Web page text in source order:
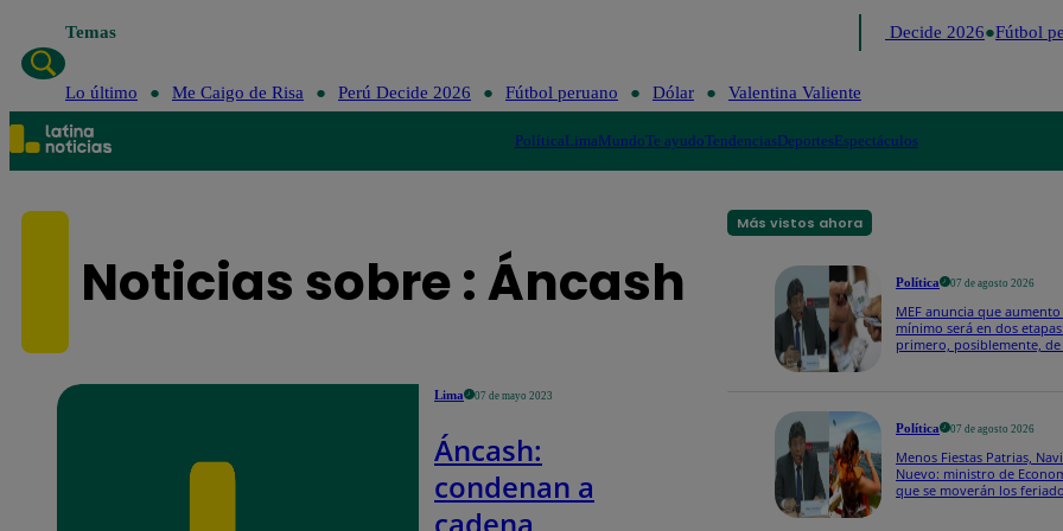
Temas Perú Decide 2026 Fútbol
Lo último Me Caigo de Risa Perú Decide 2026 Fútbol peruano Dólar Valentina Valiente
PolíticaLimaMundoTe ayudoTendenciasDeportesEspectáculos
Noticias sobre : Áncash
Lima 07 de mayo 2023
Áncash:
condenan a
Más vistos ahora
Política 07 de agosto 2026
MEF anuncia que
mínimo será en dos
primero, posiblemente, de
Política 07 de agosto 2026
Menos Fiestas Patrias,
Nuevo: ministro de
que se moverán los